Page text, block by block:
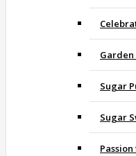
Garden
Sugar
Sugar